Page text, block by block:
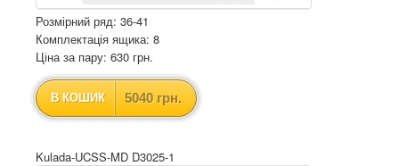
Розмірний ряд: 36-41
Комплектація ящика: 8
Ціна за пару: 630 грн.
В КОШИК 5040 грн.
Kulada-UCSS-MD D3025-1